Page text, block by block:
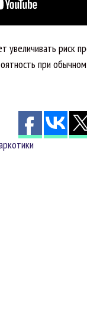
увеличивать риск
при